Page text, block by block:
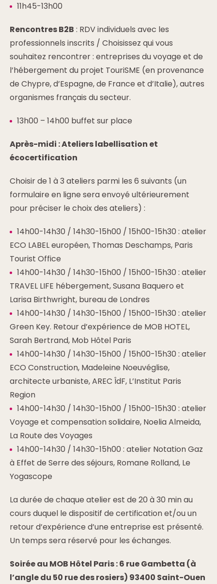
11h45-13h00
Rencontres B2B : RDV individuels avec les
professionnels inscrits / Choisissez qui vous
souhaitez rencontrer : entreprises du voyage et de
l’hébergement du projet TouriSME (en provenance
de Chypre, d’Espagne, de France et d’Italie), autres
organismes français du secteur.
13h00 – 14h00 buffet sur place
Après-midi : Ateliers labellisation et
écocertification
Choisir de 1 à 3 ateliers parmi les 6 suivants (un
formulaire en ligne sera envoyé ultérieurement
pour préciser le choix des ateliers) :
14h00-14h30 / 14h30-15h00 / 15h00-15h30 : atelier
ECO LABEL européen, Thomas Deschamps, Paris
Tourist Office
14h00-14h30 / 14h30-15h00 / 15h00-15h30 : atelier
TRAVEL LIFE hébergement, Susana Baquero et
Larisa Birthwright, bureau de Londres
14h00-14h30 / 14h30-15h00 / 15h00-15h30 : atelier
Green Key. Retour d’expérience de MOB HOTEL,
Sarah Bertrand, Mob Hôtel Paris
14h00-14h30 / 14h30-15h00 / 15h00-15h30 : atelier
ECO Construction, Madeleine Noeuvéglise,
architecte urbaniste, AREC ÎdF, L’Institut Paris
Region
14h00-14h30 / 14h30-15h00 / 15h00-15h30 : atelier
Voyage et compensation solidaire, Noelia Almeida,
La Route des Voyages
14h00-14h30 / 14h30-15h00 : atelier Notation Gaz
à Effet de Serre des séjours, Romane Rolland, Le
Yogascope
La durée de chaque atelier est de 20 à 30 min au
cours duquel le dispositif de certification et/ou un
retour d’expérience d’une entreprise est présenté.
Un temps sera réservé pour les échanges.
Soirée au MOB Hôtel Paris : 6 rue Gambetta (à
l’angle du 50 rue des rosiers) 93400 Saint-Ouen